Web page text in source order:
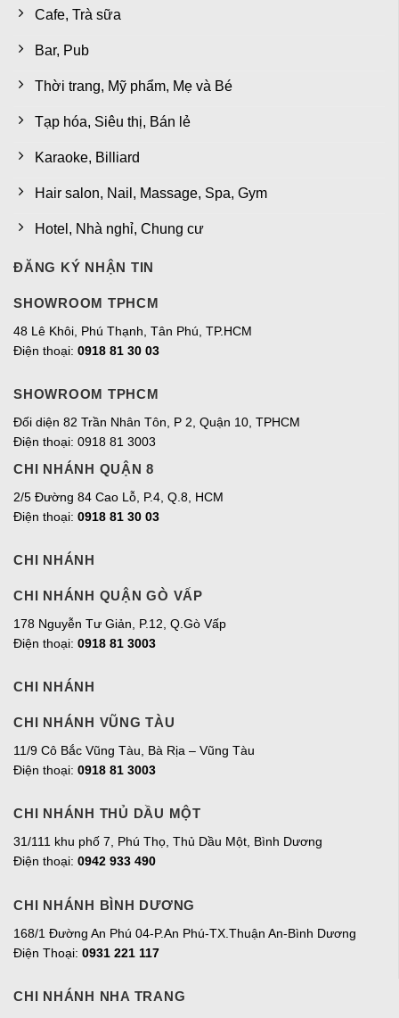
Cafe, Trà sữa
Bar, Pub
Thời trang, Mỹ phẩm, Mẹ và Bé
Tạp hóa, Siêu thị, Bán lẻ
Karaoke, Billiard
Hair salon, Nail, Massage, Spa, Gym
Hotel, Nhà nghỉ, Chung cư
ĐĂNG KÝ NHẬN TIN
SHOWROOM TPHCM
48 Lê Khôi, Phú Thạnh, Tân Phú, TP.HCM
Điện thoại: 0918 81 30 03
SHOWROOM TPHCM
Đối diện 82 Trần Nhân Tôn, P 2, Quận 10, TPHCM
Điện thoại: 0918 81 3003
CHI NHÁNH QUẬN 8
2/5 Đường 84 Cao Lỗ, P.4, Q.8, HCM
Điện thoại: 0918 81 30 03
CHI NHÁNH
CHI NHÁNH QUẬN GÒ VẤP
178 Nguyễn Tư Giản, P.12, Q.Gò Vấp
Điện thoại: 0918 81 3003
CHI NHÁNH
CHI NHÁNH VŨNG TÀU
11/9 Cô Bắc Vũng Tàu, Bà Rịa – Vũng Tàu
Điện thoại: 0918 81 3003
CHI NHÁNH THỦ DẦU MỘT
31/111 khu phố 7, Phú Thọ, Thủ Dầu Một, Bình Dương
Điện thoại: 0942 933 490
CHI NHÁNH BÌNH DƯƠNG
168/1 Đường An Phú 04-P.An Phú-TX.Thuận An-Bình Dương
Điện Thoại: 0931 221 117
CHI NHÁNH NHA TRANG